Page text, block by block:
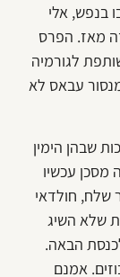
בנפש, אלי
מאז. הפרס
לגורמיה
עבאס לא
שבהן הימין
מסכן עכשיו
שלח, חולדאי
שלא השיג
לכנסת הבאה.
אמנם